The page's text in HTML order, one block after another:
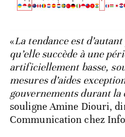
«La tendance est
qu’elle succède à une
artificiellement basse,
mesures d’aides
gouvernements durant
souligne Amine Diouri,
Communication chez